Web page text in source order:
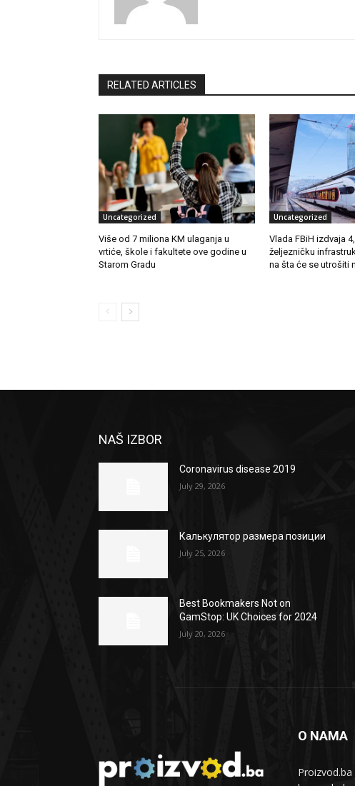
RELATED ARTICLES
Uncategorized
Više od 7 miliona KM ulaganja u
vrtiće, škole i fakultete ove godine u
Starom Gradu
Uncategorized
Vlada FBiH izdvaja
željezničku
na šta će se utrošiti
NAŠ IZBOR
Coronavirus disease 2019
July 29, 2026
Калькулятор размера позиции
July 25, 2026
Best Bookmakers Not on
GamStop: UK Choices for 2024
July 20, 2026
O NAMA